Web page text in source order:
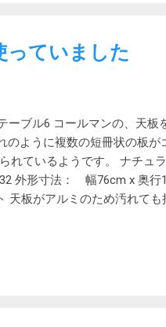
七輪を置いても良さそうで
使わずテントのみでのキャ
。焚き火テーブルを畳んだま
です。 飛行機キャンプでの
います。2台だけならスー
スーツケースに入れて若干
うです。 仕様 サイズ 使用
っていました
ーブル6 コールマンの、天板
ように複数の短冊状の板が
れているようです。 ナチュ
外形寸法： 幅76cm x 奥行
板がアルミのため汚れても
足が比較的複雑な作りで汚